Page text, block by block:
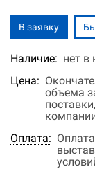
В заявку
Наличие: нет в
Цена:
объема
Оплата: